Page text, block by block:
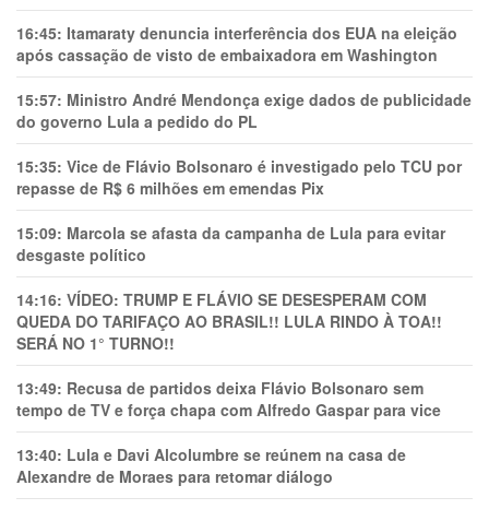
16:45: Itamaraty denuncia interferência dos EUA na eleição
após cassação de visto de embaixadora em Washington
15:57: Ministro André Mendonça exige dados de publicidade
do governo Lula a pedido do PL
15:35: Vice de Flávio Bolsonaro é investigado pelo TCU por
repasse de R$ 6 milhões em emendas Pix
15:09: Marcola se afasta da campanha de Lula para evitar
desgaste político
14:16: VÍDEO: TRUMP E FLÁVIO SE DESESPERAM COM
QUEDA DO TARIFAÇO AO BRASIL!! LULA RINDO À TOA!!
SERÁ NO 1° TURNO!!
13:49: Recusa de partidos deixa Flávio Bolsonaro sem
tempo de TV e força chapa com Alfredo Gaspar para vice
13:40: Lula e Davi Alcolumbre se reúnem na casa de
Alexandre de Moraes para retomar diálogo